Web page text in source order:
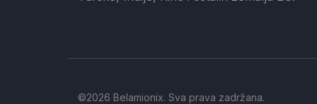
©2026 Belamionix. Sva prava zadržana.